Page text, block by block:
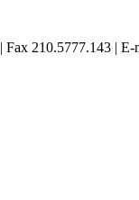
| Fax 210.5777.143 | E-